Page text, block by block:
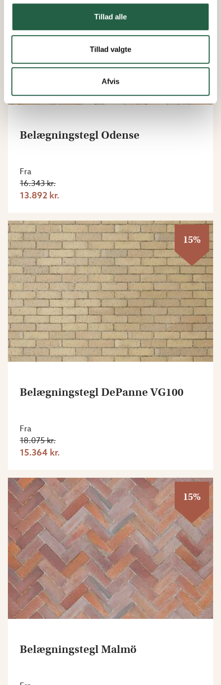
Tillad alle
Tillad valgte
Afvis
Belægningstegl Odense
Fra
16.343 kr.
13.892 kr.
15%
Belægningstegl DePanne VG100
Fra
18.075 kr.
15.364 kr.
15%
Belægningstegl Malmö